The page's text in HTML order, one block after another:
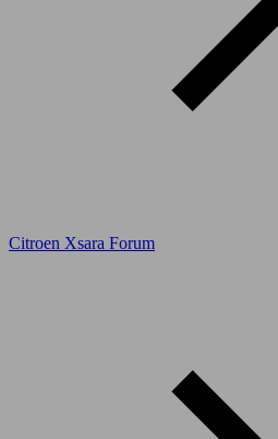
Citroen Xsara Forum